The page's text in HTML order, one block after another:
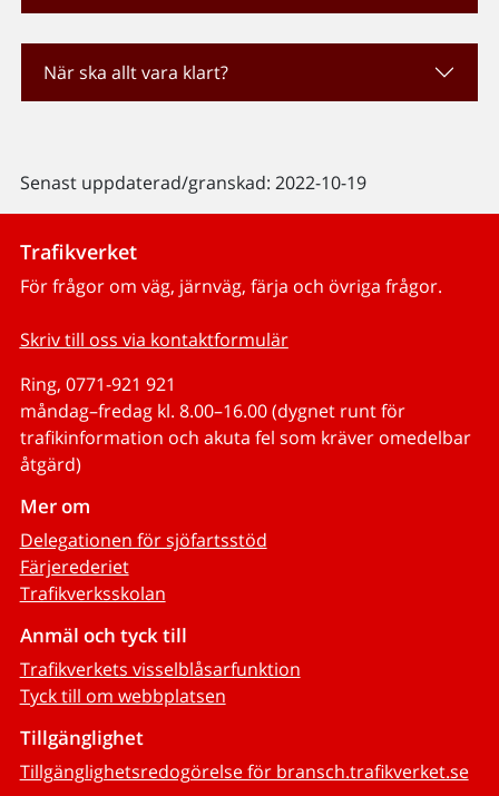
När ska allt vara klart?
Senast uppdaterad/granskad: 2022-10-19
Trafikverket
För frågor om väg, järnväg, färja och övriga frågor.
Skriv till oss via kontaktformulär
Ring, 0771-921 921
måndag–fredag kl. 8.00–16.00 (dygnet runt för
trafikinformation och akuta fel som kräver omedelbar
åtgärd)
Mer om
Delegationen för sjöfartsstöd
Färjerederiet
Trafikverksskolan
Anmäl och tyck till
Trafikverkets visselblåsarfunktion
Tyck till om webbplatsen
Tillgänglighet
Tillgänglighetsredogörelse för bransch.trafikverket.se